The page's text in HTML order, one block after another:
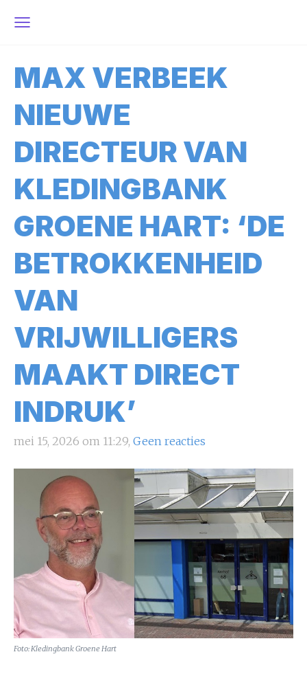
MAX VERBEEK
NIEUWE
DIRECTEUR VAN
KLEDINGBANK
GROENE HART: ‘DE
BETROKKENHEID
VAN
VRIJWILLIGERS
MAAKT DIRECT
INDRUK’
mei 15, 2026 om 11:29, Geen reacties
Foto: Kledingbank Groene Hart